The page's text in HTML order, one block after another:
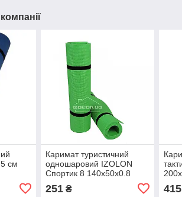
см
Каримат туристичний
одношаровий IZOLON
Спортик 8 140х50х0.8
251₴ 415